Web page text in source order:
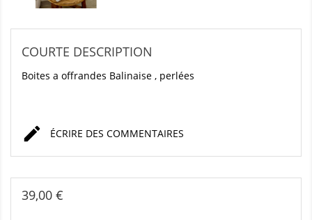
COURTE DESCRIPTION
Boites a offrandes Balinaise , perlées
 ÉCRIRE DES COMMENTAIRES
39,00 €